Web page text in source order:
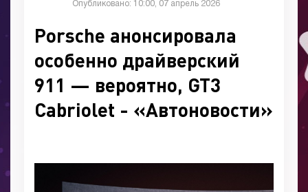
Опубликовано: 10:00, 07 апрель 2026
Porsche анонсировала
особенно драйверский
911 — вероятно, GT3
Cabriolet - «Автоновости»